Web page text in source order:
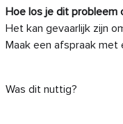
Hoe los je dit probleem
Het kan gevaarlijk zijn
Maak een afspraak met
Was dit nuttig?